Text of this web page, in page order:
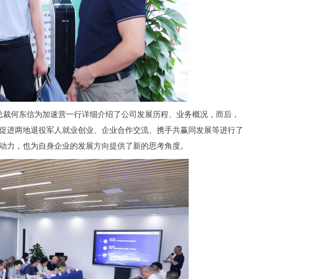
东信为加速营一行详细介绍了公司发展历程、业务概况，而后，
两地退役军人就业创业、企业合作交流、携手共赢同发展等进行了
，也为自身企业的发展方向提供了新的思考角度。